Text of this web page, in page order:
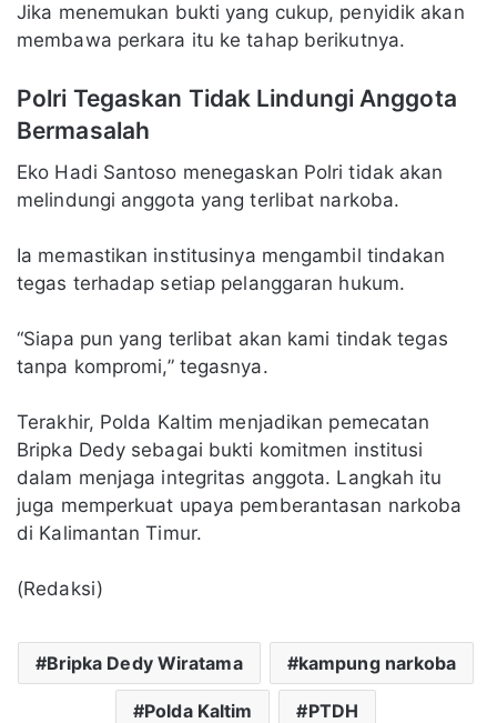
Jika menemukan bukti yang cukup, penyidik akan
membawa perkara itu ke tahap berikutnya.
Polri Tegaskan Tidak Lindungi Anggota
Bermasalah
Eko Hadi Santoso menegaskan Polri tidak akan
melindungi anggota yang terlibat narkoba.
Ia memastikan institusinya mengambil tindakan
tegas terhadap setiap pelanggaran hukum.
“Siapa pun yang terlibat akan kami tindak tegas
tanpa kompromi,” tegasnya.
Terakhir, Polda Kaltim menjadikan pemecatan
Bripka Dedy sebagai bukti komitmen institusi
dalam menjaga integritas anggota. Langkah itu
juga memperkuat upaya pemberantasan narkoba
di Kalimantan Timur.
(Redaksi)
Bripka Dedy Wiratama kampung narkoba
Polda Kaltim PTDH